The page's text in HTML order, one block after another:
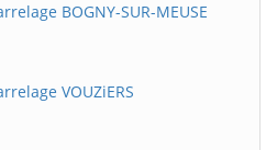
BOGNY-SUR-MEUSE
VOUZiERS